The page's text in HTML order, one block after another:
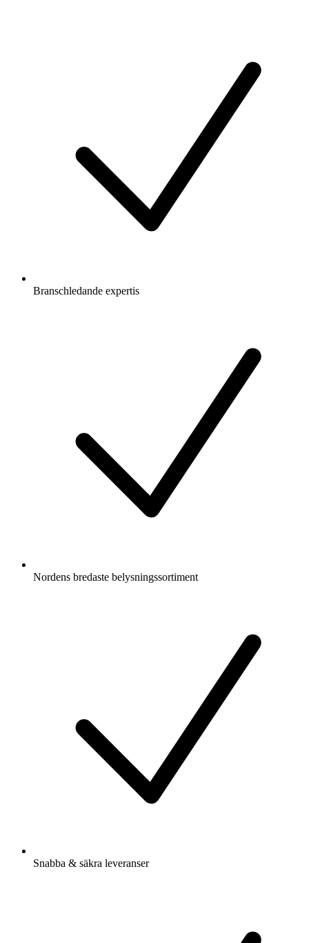
Branschledande expertis
Nordens bredaste belysningssortiment
Snabba & säkra leveranser